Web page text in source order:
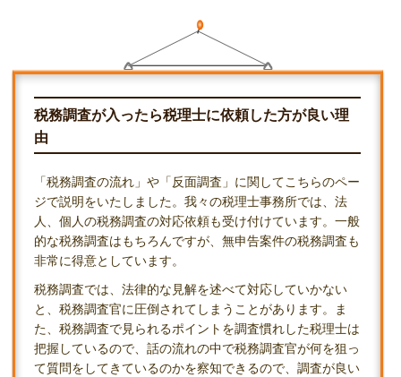
税務調査が入ったら税理士に依頼した方が良い理
由
「税務調査の流れ」や「反面調査」に関してこちらのペー
ジで説明をいたしました。我々の税理士事務所では、法
人、個人の税務調査の対応依頼も受け付けています。一般
的な税務調査はもちろんですが、無申告案件の税務調査も
非常に得意としています。
税務調査では、法律的な見解を述べて対応していかない
と、税務調査官に圧倒されてしまうことがあります。ま
た、税務調査で見られるポイントを調査慣れした税理士は
把握しているので、話の流れの中で税務調査官が何を狙っ
て質問をしてきているのかを察知できるので、調査が良い